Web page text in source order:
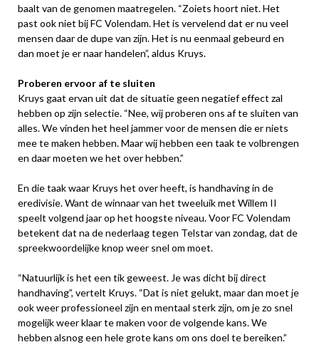
baalt van de genomen maatregelen. “Zoiets hoort niet. Het
past ook niet bij FC Volendam. Het is vervelend dat er nu veel
mensen daar de dupe van zijn. Het is nu eenmaal gebeurd en
dan moet je er naar handelen”, aldus Kruys.
Proberen ervoor af te sluiten
Kruys gaat ervan uit dat de situatie geen negatief effect zal
hebben op zijn selectie. “Nee, wij proberen ons af te sluiten van
alles. We vinden het heel jammer voor de mensen die er niets
mee te maken hebben. Maar wij hebben een taak te volbrengen
en daar moeten we het over hebben.”
En die taak waar Kruys het over heeft, is handhaving in de
eredivisie. Want de winnaar van het tweeluik met Willem II
speelt volgend jaar op het hoogste niveau. Voor FC Volendam
betekent dat na de nederlaag tegen Telstar van zondag, dat de
spreekwoordelijke knop weer snel om moet.
“Natuurlijk is het een tik geweest. Je was dicht bij direct
handhaving”, vertelt Kruys. “Dat is niet gelukt, maar dan moet je
ook weer professioneel zijn en mentaal sterk zijn, om je zo snel
mogelijk weer klaar te maken voor de volgende kans. We
hebben alsnog een hele grote kans om ons doel te bereiken.”